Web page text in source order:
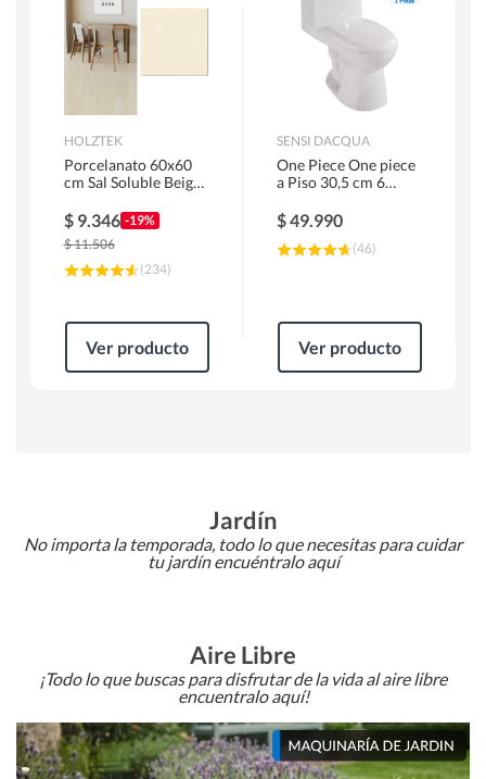
Pinturas
HOLZTEK
Porcelanato 60x60
cm Sal Soluble Beige
$ 9.346 -19%
$11.506
(234)
Ver producto
SENSI DACQUA
One Piece One piece
a Piso 30,5 cm 6
$49.990
(46)
Ver producto
Jardín
No importa la temporada, todo lo que necesitas para cuidar
tu jardín encuéntralo aquí
Aire Libre
¡Todo lo que buscas para disfrutar de la vida al aire libre
encuentralo aquí!